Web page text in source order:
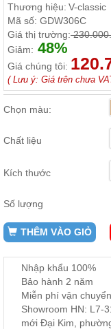
trang
điểm
Nội
Phòng
Ăn
ăn,
kệ
Công,
Vườn
Thương hiệu: V-classic
Mã số: GDW306C
Giá thị trường:
Giảm: 48%
Giá chúng tôi:
( Lưu ý: Giá trên chưa
Chọn màu:
Chất liệu
Kích thước
Số lượng
THÊM VÀO GIỎ
Nhập khẩu 100%
Bảo hành 2 năm
Miễn phí vận
Showroom HN: L7-
mới Đại Kim,